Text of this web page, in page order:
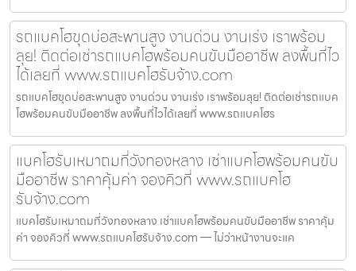
รถแบคโฮขุดบ่อสะพานสูง งานด่วน งานเร่ง เราพร้อม
ลุย! ติดต่อเช่ารถแบคโฮพร้อมคนขับมืออาชีพ ลงพื้นที่ไว
ได้เลยที่ www.รถแบคโฮรับจ้าง.com
รถแบคโฮขุดบ่อสะพานสูง งานด่วน งานเร่ง เราพร้อมลุย! ติดต่อเช่ารถแบค
โฮพร้อมคนขับมืออาชีพ ลงพื้นที่ไวได้เลยที่ www.รถแบคโฮร
แบคโฮรับเหมาถมที่วังทองหลาง เช่าแบคโฮพร้อมคนขับ
มืออาชีพ ราคาคุ้มค่า จองคิวที่ www.รถแบคโฮ
รับจ้าง.com
แบคโฮรับเหมาถมที่วังทองหลาง เช่าแบคโฮพร้อมคนขับมืออาชีพ ราคาคุ้ม
ค่า จองคิวที่ www.รถแบคโฮรับจ้าง.com — ไม่ว่าหน้างานจะแค